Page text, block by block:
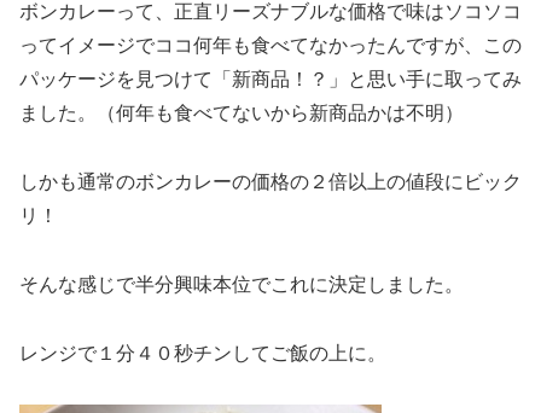
ボンカレーって、正直リーズナブルな価格で味はソコソコ
ってイメージでココ何年も食べてなかったんですが、この
パッケージを見つけて「新商品！？」と思い手に取ってみ
ました。（何年も食べてないから新商品かは不明）
しかも通常のボンカレーの価格の２倍以上の値段にビック
リ！
そんな感じで半分興味本位でこれに決定しました。
レンジで１分４０秒チンしてご飯の上に。